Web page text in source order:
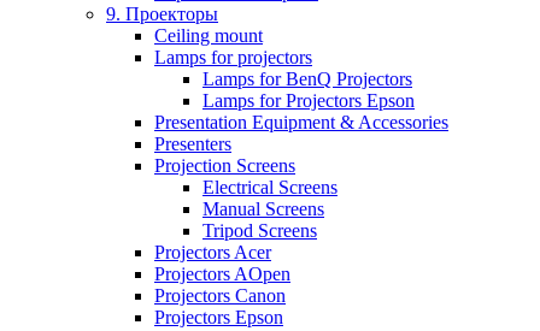
9. Проекторы
Ceiling mount
Lamps for projectors
Lamps for BenQ Projectors
Lamps for Projectors Epson
Presentation Equipment & Accessories
Presenters
Projection Screens
Electrical Screens
Manual Screens
Tripod Screens
Projectors Acer
Projectors AOpen
Projectors Canon
Projectors Epson